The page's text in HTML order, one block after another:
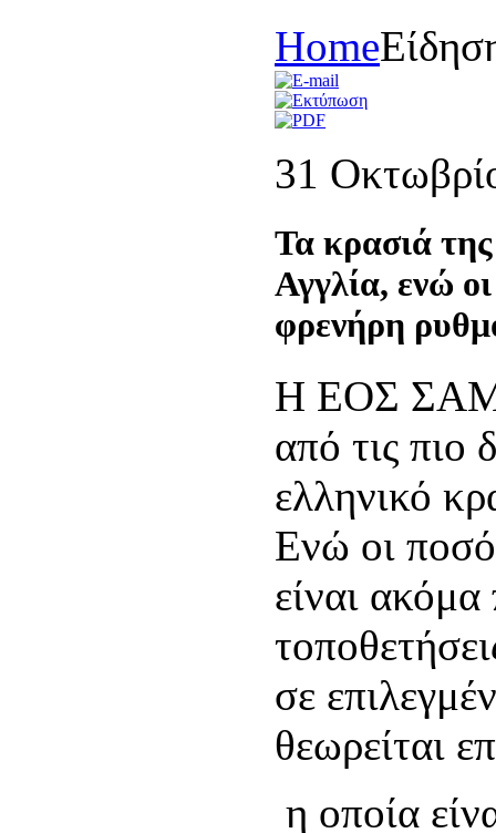
Home
31
Τα κρασιά
Αγγλία, ενώ οι
φρενήρη
Η ΕΟΣ
από τις πιο
ελληνικό
Ενώ οι
είναι
σε
θεωρείται
η οποία